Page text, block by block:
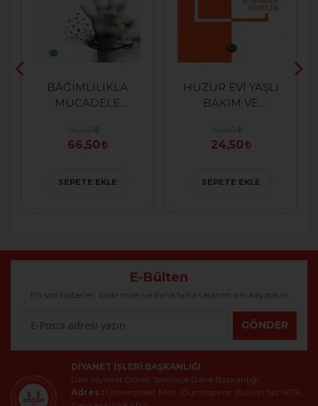
BAĞIMLILIKLA
MÜCADELE
66,50
SEPETE EKLE
HUZUR EVİ YAŞLI
BAKIM VE
24,50
SEPETE EKLE
E-Bülten
En son haberler, bildirimler ve daha fazla tasarım için kaydolun
GÖNDER
DIYANET İŞLERI BAŞKANLIĞI
Dini Yayınlar Döner Sermaye Daire Başkanlığı
Adres : Üniversiteler Mah. Dumlupınar Bulvarı No:147/A